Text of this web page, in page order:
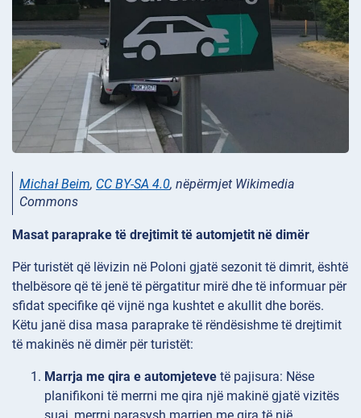
Michał Beim, CC BY-SA 4.0, nëpërmjet Wikimedia
Commons
Masat paraprake të drejtimit të automjetit në dimër
Për turistët që lëvizin në Poloni gjatë sezonit të dimrit, është
thelbësore që të jenë të përgatitur mirë dhe të informuar për
sfidat specifike që vijnë nga kushtet e akullit dhe borës.
Këtu janë disa masa paraprake të rëndësishme të drejtimit
të makinës në dimër për turistët:
Marrja me qira e automjeteve të pajisura: Nëse
planifikoni të merrni me qira një makinë gjatë vizitës